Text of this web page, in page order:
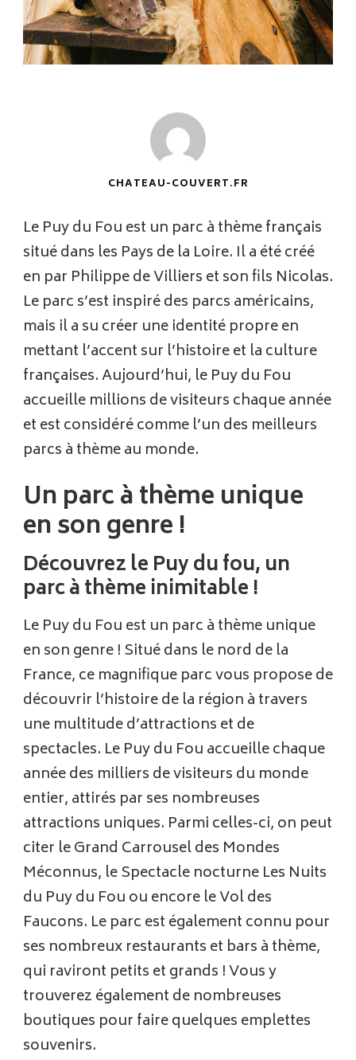
CHATEAU-COUVERT.FR
Le Puy du Fou est un parc à thème français
situé dans les Pays de la Loire. Il a été créé
en par Philippe de Villiers et son fils Nicolas.
Le parc s’est inspiré des parcs américains,
mais il a su créer une identité propre en
mettant l’accent sur l’histoire et la culture
françaises. Aujourd’hui, le Puy du Fou
accueille millions de visiteurs chaque année
et est considéré comme l’un des meilleurs
parcs à thème au monde.
Un parc à thème unique
en son genre !
Découvrez le Puy du fou, un
parc à thème inimitable !
Le Puy du Fou est un parc à thème unique
en son genre ! Situé dans le nord de la
France, ce magnifique parc vous propose de
découvrir l’histoire de la région à travers
une multitude d’attractions et de
spectacles. Le Puy du Fou accueille chaque
année des milliers de visiteurs du monde
entier, attirés par ses nombreuses
attractions uniques. Parmi celles-ci, on peut
citer le Grand Carrousel des Mondes
Méconnus, le Spectacle nocturne Les Nuits
du Puy du Fou ou encore le Vol des
Faucons. Le parc est également connu pour
ses nombreux restaurants et bars à thème,
qui raviront petits et grands ! Vous y
trouverez également de nombreuses
boutiques pour faire quelques emplettes
souvenirs.